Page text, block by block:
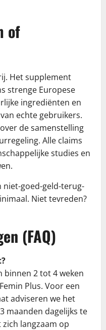
of
Het supplement
strenge Europese
ingrediënten en
echte gebruikers.
de samenstelling
Alle claims
studies en
niet-goed-geld-terug-
Niet tevreden?
(FAQ)
binnen 2 tot 4 weken
Plus. Voor een
adviseren we het
maanden dagelijks te
langzaam op